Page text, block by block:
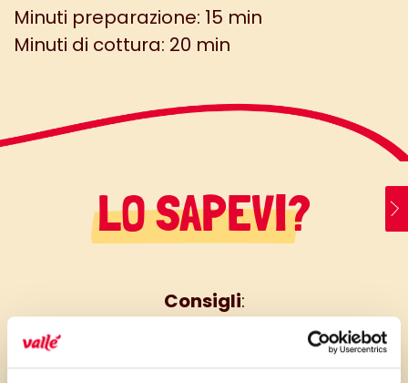
Minuti preparazione: 15 min
Minuti di cottura: 20 min
LO SAPEVI?
Consigli:
La frolla tende a cuocere prima
in superficie e poi sulla base,